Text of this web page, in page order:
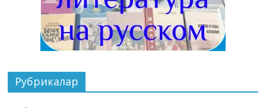
Рубрикалар